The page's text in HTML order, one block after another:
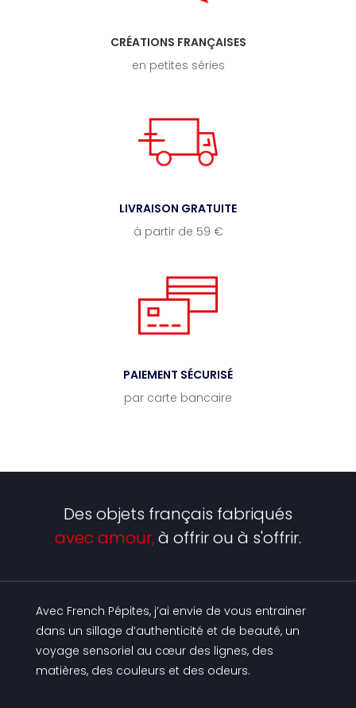
CRÉATIONS FRANÇAISES
en petites séries
LIVRAISON GRATUITE
à partir de 59 €
PAIEMENT SÉCURISÉ
par carte bancaire
Des objets français fabriqués
avec amour,à offrir ou à s'offrir.
Avec French Pépites, j’ai envie de vous entrainer
dans un sillage d’authenticité et de beauté, un
voyage sensoriel au cœur des lignes, des
matières, des couleurs et des odeurs.